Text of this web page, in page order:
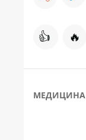
👍 🔥
МЕДИЦИНА